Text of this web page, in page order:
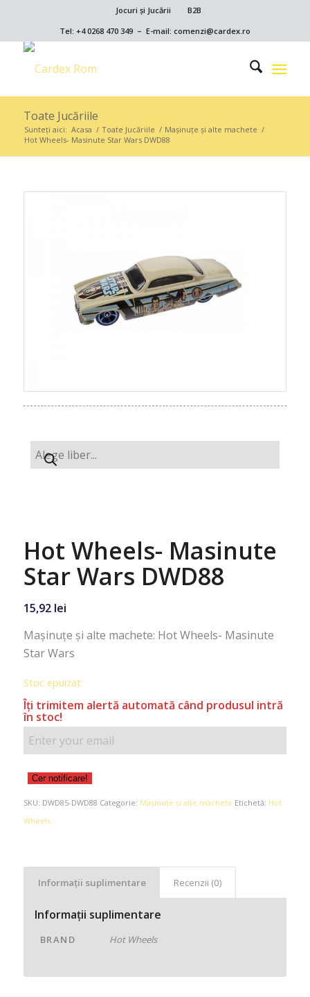
Jocuri și Jucării
B2B
Tel: +4 0268 470 349 – E-mail: comenzi@cardex.ro
Toate Jucăriile
Sunteți aici: Acasa / Toate Jucăriile / Maşinuţe şi alte machete /
Hot Wheels- Masinute Star Wars DWD88
Hot Wheels- Masinute
Star Wars DWD88
15,92 lei
Maşinuţe şi alte machete: Hot Wheels- Masinute
Star Wars
Stoc epuizat
Îţi trimitem alertă automată când produsul intră
în stoc!
Cer notificare!
SKU: DWD85-DWD88 Categorie: Maşinuţe şi alte machete Etichetă: Hot
Wheels
Informații suplimentare Recenzii (0)
Informații suplimentare
BRAND Hot Wheels